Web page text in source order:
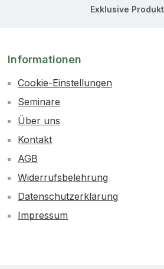
Exklusive
Informationen
Cookie-Einstellungen
Seminare
Über uns
Kontakt
AGB
Widerrufsbelehrung
Datenschutzerklärung
Impressum